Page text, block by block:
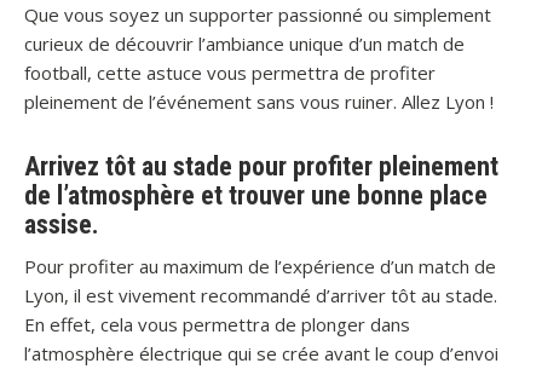
Que vous soyez un supporter passionné ou simplement
curieux de découvrir l’ambiance unique d’un match de
football, cette astuce vous permettra de profiter
pleinement de l’événement sans vous ruiner. Allez Lyon !
Arrivez tôt au stade pour profiter pleinement
de l’atmosphère et trouver une bonne place
assise.
Pour profiter au maximum de l’expérience d’un match de
Lyon, il est vivement recommandé d’arriver tôt au stade.
En effet, cela vous permettra de plonger dans
l’atmosphère électrique qui se crée avant le coup d’envoi